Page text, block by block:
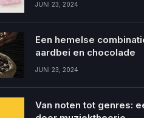
JUNI 23, 2024
Een hemelse
aardbei en chocolade
JUNI 23, 2024
Van noten tot genres: